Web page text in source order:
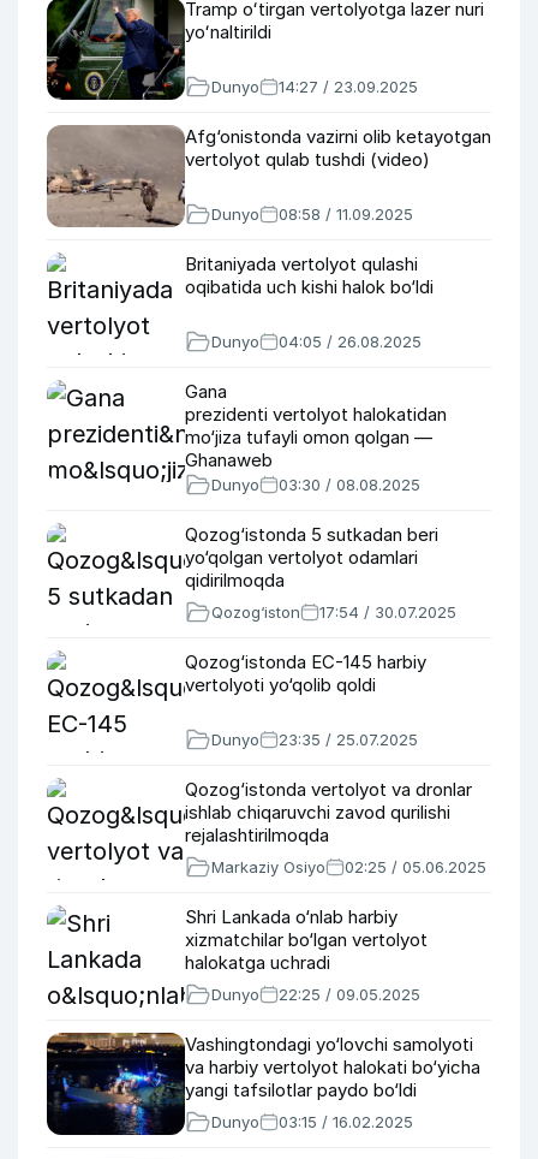
Tramp oʻtirgan vertolyotga lazer nuri
yoʻnaltirildi
Dunyo 14:27 / 23.09.2025
Afg‘onistonda vazirni olib ketayotgan
vertolyot qulab tushdi (video)
Dunyo 08:58 / 11.09.2025
Britaniyada vertolyot qulashi
oqibatida uch kishi halok bo‘ldi
Dunyo 04:05 / 26.08.2025
Gana
prezidenti vertolyot halokatidan
mo‘jiza tufayli omon qolgan —
Ghanaweb
Dunyo 03:30 / 08.08.2025
Qozog‘istonda 5 sutkadan beri
yo‘qolgan vertolyot odamlari
qidirilmoqda
Qozog‘iston 17:54 / 30.07.2025
Qozog‘istonda EC-145 harbiy
vertolyoti yo‘qolib qoldi
Dunyo 23:35 / 25.07.2025
Qozog‘istonda vertolyot va dronlar
ishlab chiqaruvchi zavod qurilishi
rejalashtirilmoqda
Markaziy Osiyo 02:25 / 05.06.2025
Shri Lankada o‘nlab harbiy
xizmatchilar bo‘lgan vertolyot
halokatga uchradi
Dunyo 22:25 / 09.05.2025
Vashingtondagi yo‘lovchi samolyoti
va harbiy vertolyot halokati bo‘yicha
yangi tafsilotlar paydo bo‘ldi
Dunyo 03:15 / 16.02.2025